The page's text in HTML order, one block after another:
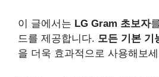
이 글에서는 LG Gram 초보자
드를 제공합니다. 모든 기본 기
을 더욱 효과적으로 사용해보